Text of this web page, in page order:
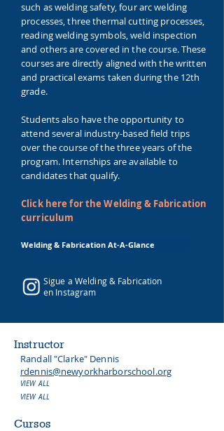
such as welding safety, four arc welding
processes, three thermal cutting processes,
reading welding symbols, weld inspection
and others are covered in the course. These
courses are directly aligned with the written
and practical exams taken during the 12th
grade.
Students also have the opportunity to
attend several industry-based field trips
over the course of the three years of the
program. Internships are available to
candidates that qualify.
Click here for the Welding & Fabrication
curriculum
Welding & Fabrication At-A-Glance
Sigue a Welding & Fabrication
en Instagram
Instructor
Randall "Clarke" Dennis
rdennis@newyorkharborschool.org
VIEW ALL
VIEW ALL
Cursos